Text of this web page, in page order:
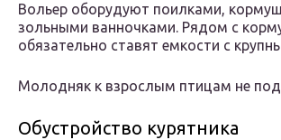
Вольер оборудуют поилками,
зольными ванночками. Рядом с
обязательно ставят емкости с
Молодняк к взрослым птицам не
Обустройство курятника